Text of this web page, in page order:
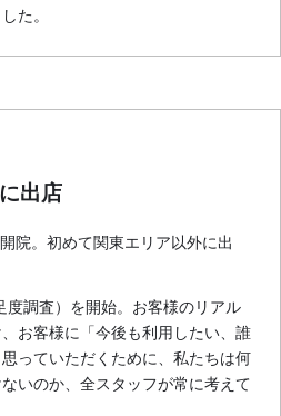
た。
出店
院。初めて関東エリア以外に出
度調査）を開始。お客様のリアル
お客様に「今後も利用したい、誰
っていただくために、私たちは何
いのか、全スタッフが常に考えて